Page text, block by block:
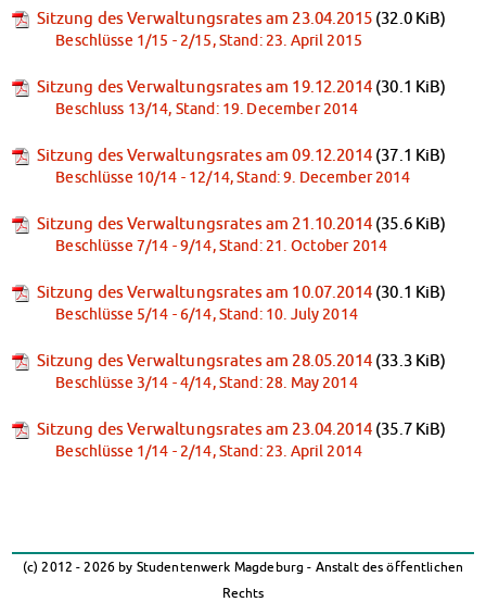
Sitzung des Verwaltungsrates am 23.04.2015(32.0 KiB)
Beschlüsse 1/15 - 2/15, Stand: 23. April 2015
Sitzung des Verwaltungsrates am 19.12.2014(30.1 KiB)
Beschluss 13/14, Stand: 19. December 2014
Sitzung des Verwaltungsrates am 09.12.2014(37.1 KiB)
Beschlüsse 10/14 - 12/14, Stand: 9. December 2014
Sitzung des Verwaltungsrates am 21.10.2014(35.6 KiB)
Beschlüsse 7/14 - 9/14, Stand: 21. October 2014
Sitzung des Verwaltungsrates am 10.07.2014(30.1 KiB)
Beschlüsse 5/14 - 6/14, Stand: 10. July 2014
Sitzung des Verwaltungsrates am 28.05.2014(33.3 KiB)
Beschlüsse 3/14 - 4/14, Stand: 28. May 2014
Sitzung des Verwaltungsrates am 23.04.2014(35.7 KiB)
Beschlüsse 1/14 - 2/14, Stand: 23. April 2014
(c) 2012 - 2026 by Studentenwerk Magdeburg - Anstalt des öffentlichen
Rechts